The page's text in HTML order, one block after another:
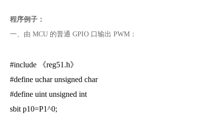
程序例子：
一、由 MCU 的普通 GPIO 口输出 PWM：
#include 《reg51.h》
#define uchar unsigned char
#define uint unsigned int
sbit p10=P1^0;